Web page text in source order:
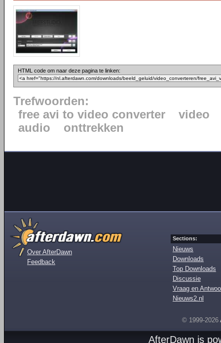
HTML code om naar deze pagina te linken:
Trefwoorden:
free avi to video converter
video
audio
onttrekken
Over AfterDawn
Feedback
Sections:
Nieuws
Downloads
Top Downloads
Discussie
Vraag en
Nieuws2.nl
© 1999-2026
AfterDawn is